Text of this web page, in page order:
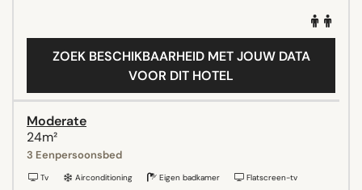
ZOEK BESCHIKBAARHEID MET JOUW DATA
VOOR DIT HOTEL
Moderate
24m²
3 Eenpersoonsbed
Tv Airconditioning Eigen badkamer Flatscreen-tv